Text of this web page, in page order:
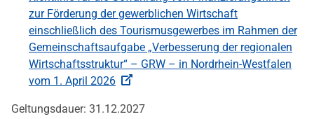
zur Förderung der gewerblichen Wirtschaft
einschließlich des Tourismusgewerbes im Rahmen der
Gemeinschaftsaufgabe „Verbesserung der regionalen
Wirtschaftsstruktur“ – GRW – in Nordrhein-Westfalen
vom 1. April 2026
Geltungsdauer: 31.12.2027